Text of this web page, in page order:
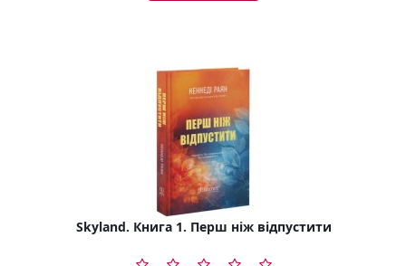
Skyland. Книга 1. Перш ніж відпустити